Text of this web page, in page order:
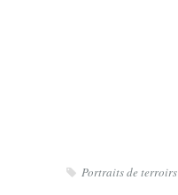
Portraits de terroirs